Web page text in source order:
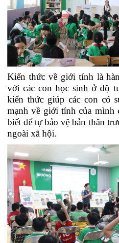
Kiến thức về giới tính là
với các con học sinh ở độ
kiến thức giúp các con có
mạnh về giới tính của mình
biết để tự bảo vệ bản thân
ngoài xã hội.